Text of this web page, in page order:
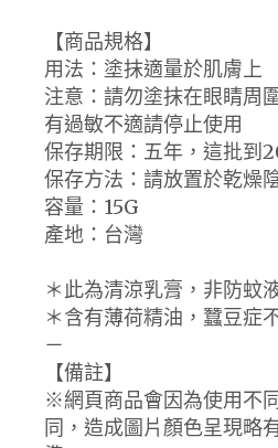
【商品規格】
用法：塗抹適量於肌膚上
注意：請勿塗抹在眼睛周
有過敏不適請停止使用
保存期限：五年，這批到
保存方法：請放置於乾燥
容量：15G
產地：台灣
＊此為清涼乳膏，非防蚊
＊含有薄荷精油，蠶豆症
－
【備註】
※網頁商品會因為使用不
同，造成圖片顏色呈現略